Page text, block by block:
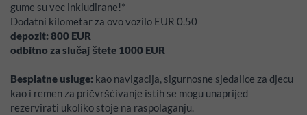
gume su vec inkludirane!*
Dodatni kilometar za ovo vozilo EUR 0.50
depozit:800 EUR
odbitno za slučaj štete 1000 EUR
Besplatne usluge: kao navigacija, sigurnosne sjedalice za djecu
kao i remen za pričvršćivanje istih se mogu unaprijed
rezervirati ukoliko stoje na raspolaganju.